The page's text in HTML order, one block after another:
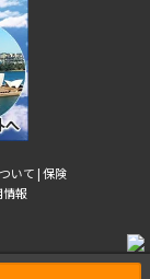
いて |保険
報